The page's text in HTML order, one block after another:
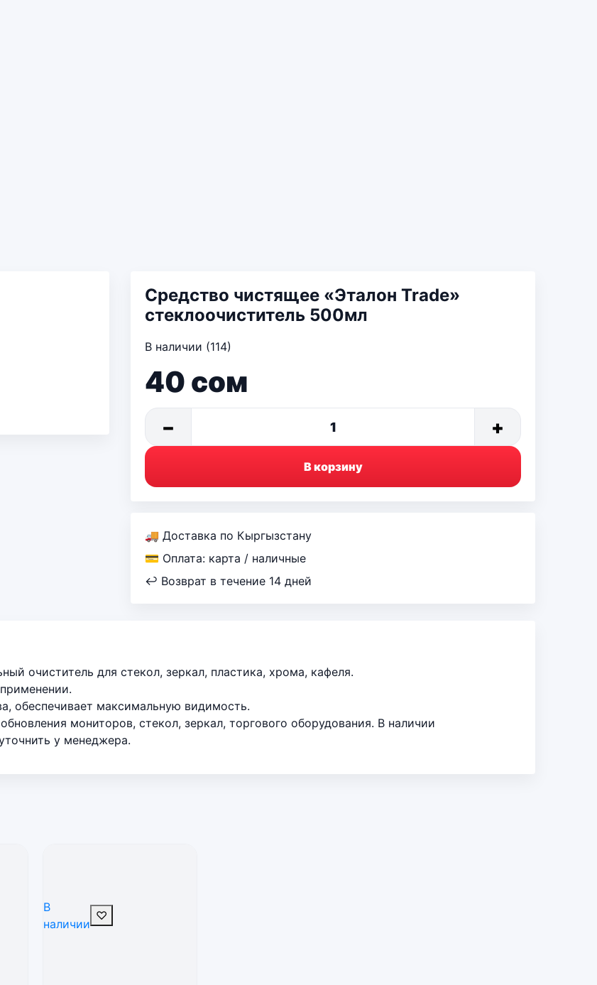
Средство чистящее «Эталон Trade»
стеклоочиститель 500мл
В наличии (114)
40 сом
− 1 +
В корзину
🚚 Доставка по Кыргызстану
💳 Оплата: карта / наличные
↩ Возврат в течение 14 дней
очиститель для стекол, зеркал, пластика, хрома, кафеля.
обеспечивает максимальную видимость.
мониторов, стекол, зеркал, торгового оборудования. В наличии
у менеджера.
В
наличии
♡